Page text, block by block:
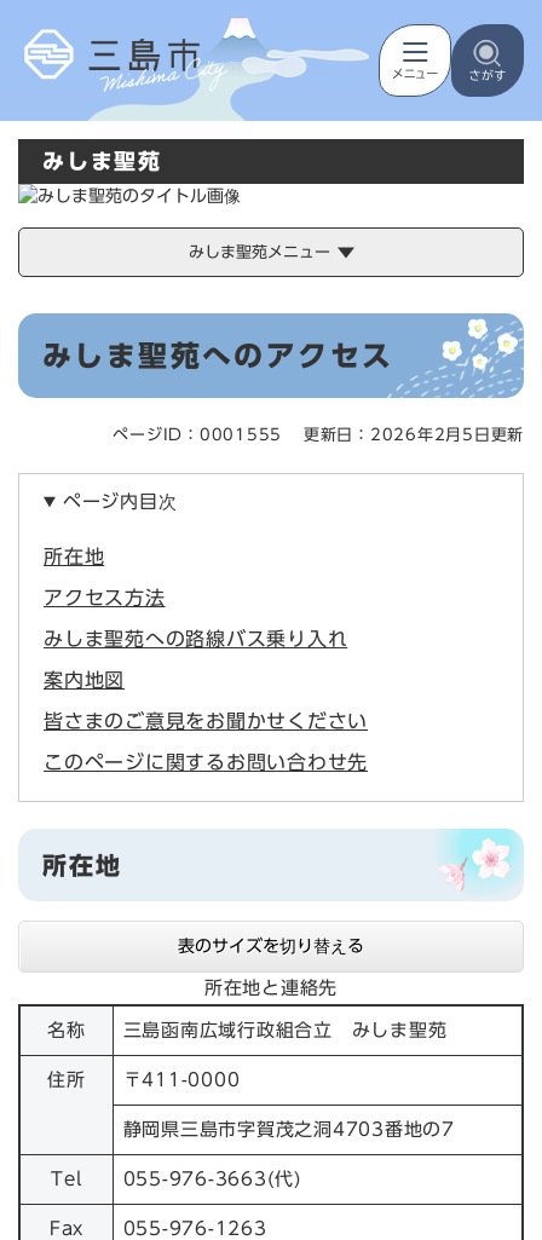
メニューを飛ばして本文へ
みしま聖苑
みしま聖苑メニュー
本
みしま聖苑へのアクセス
ページID：0001555 更新日：2026年2月5日更新
ページ内目次
所在地
アクセス方法
みしま聖苑への路線バス乗り入れ
案内地図
皆さまのご意見をお聞かせください
このページに関するお問い合わせ先
所在地
表のサイズを切り替える
所在地と連絡先
名称 三島函南広域行政組合立 みしま聖苑
住所 〒411-0000
静岡県三島市字賀茂之洞4703番地の7
Tel 055-976-3663(代)
Fax 055-976-1263